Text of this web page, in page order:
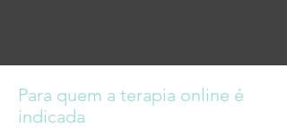
Para quem a terapia online é
indicada